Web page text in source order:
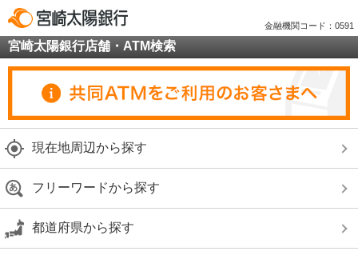
金融機関コード：0591
宮崎太陽銀行店舗・ATM検索
現在地周辺から探す
フリーワードから探す
都道府県から探す